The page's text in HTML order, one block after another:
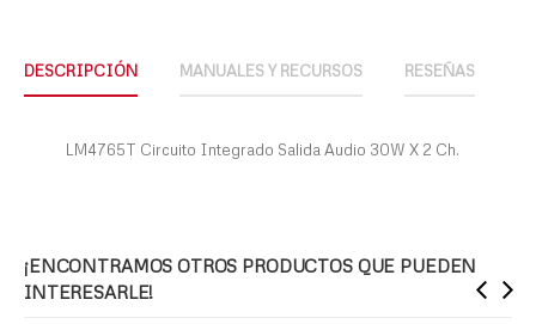
DESCRIPCIÓN MANUALES Y RECURSOS RESEÑAS
LM4765T Circuito Integrado Salida Audio 30W X 2 Ch.
¡ENCONTRAMOS OTROS PRODUCTOS QUE PUEDEN
INTERESARLE!